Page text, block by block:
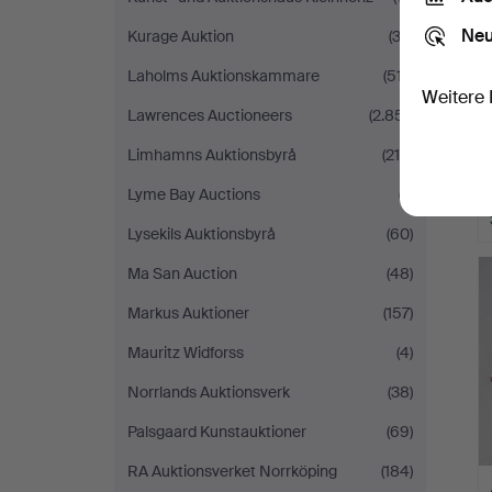
Kurage Auktion
(33)
Laholms Auktionskammare
(517)
Lawrences Auctioneers
(2.851)
Limhamns Auktionsbyrå
(215)
Lyme Bay Auctions
(7)
Lysekils Auktionsbyrå
(60)
Ma San Auction
(48)
Markus Auktioner
(157)
Mauritz Widforss
(4)
Norrlands Auktionsverk
(38)
Palsgaard Kunstauktioner
(69)
RA Auktionsverket Norrköping
(184)
Weitere